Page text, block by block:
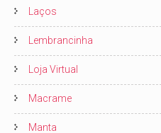
Laços
Lembrancinha
Loja Virtual
Macrame
Manta